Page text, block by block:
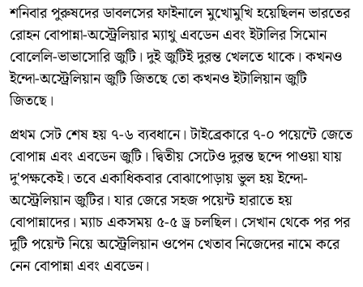
শনিবার পুরুষদের ডাবলসের ফাইনালে মুখোমুখি হয়েছিলন ভারতের
রোহন বোপান্না-অস্ট্রেলিয়ার ম্যাথু এবডেন এবং ইটালির সিমোন
বোলেলি-ভাভাসোরি জুটি। দুই জুটিই দুরন্ত খেলতে থাকে। কখনও
ইন্দো-অস্ট্রেলিয়ান জুটি জিতছে তো কখনও ইটালিয়ান জুটি
জিতছে।
প্রথম সেট শেষ হয় ৭-৬ ব্যবধানে। টাইব্রেকারে ৭-০ পয়েন্টে জেতে
বোপান্ন এবং এবডেন জুটি। দ্বিতীয় সেটেও দুরন্ত ছন্দে পাওয়া যায়
দু'পক্ষকেই। তবে একাধিকবার বোঝাপোড়ায় ভুল হয় ইন্দো-
অস্ট্রেলিয়ান জুটির। যার জেরে সহজ পয়েন্ট হারাতে হয়
বোপান্নাদের। ম্যাচ একসময় ৫-৫ ড্র চলছিল। সেখান থেকে পর পর
দুটি পয়েন্ট নিয়ে অস্ট্রেলিয়ান ওপেন খেতাব নিজেদের নামে করে
নেন বোপান্না এবং এবডেন।